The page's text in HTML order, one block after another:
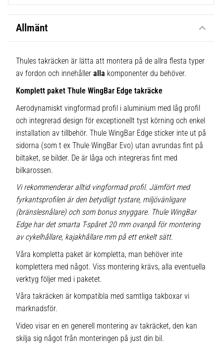
Allmänt
Thules takräcken är lätta att montera på de allra flesta typer
av fordon och innehåller alla komponenter du behöver.
Komplett paket Thule WingBar Edge takräcke
Aerodynamiskt vingformad profil i aluminium med låg profil
och integrerad design för exceptionellt tyst körning och enkel
installation av tillbehör. Thule WingBar Edge sticker inte ut på
sidorna (som t ex Thule WingBar Evo) utan avrundas fint på
biltaket, se bilder. De är låga och integreras fint med
bilkarossen.
Vi rekommenderar alltid vingformad profil. Jämfört med
fyrkantsprofilen är den betydligt tystare, miljövänligare
(bränslesnålare) och som bonus snyggare. Thule WingBar
Edge har det smarta T-spåret 20 mm ovanpå för montering
av cykelhållare, kajakhållare mm på ett enkelt sätt.
Våra kompletta paket är kompletta, man behöver inte
komplettera med något. Viss montering krävs, alla eventuella
verktyg följer med i paketet.
Våra takräcken är kompatibla med samtliga takboxar vi
marknadsför.
Video visar en en generell montering av takräcket, den kan
skilja sig något från monteringen på just din bil.